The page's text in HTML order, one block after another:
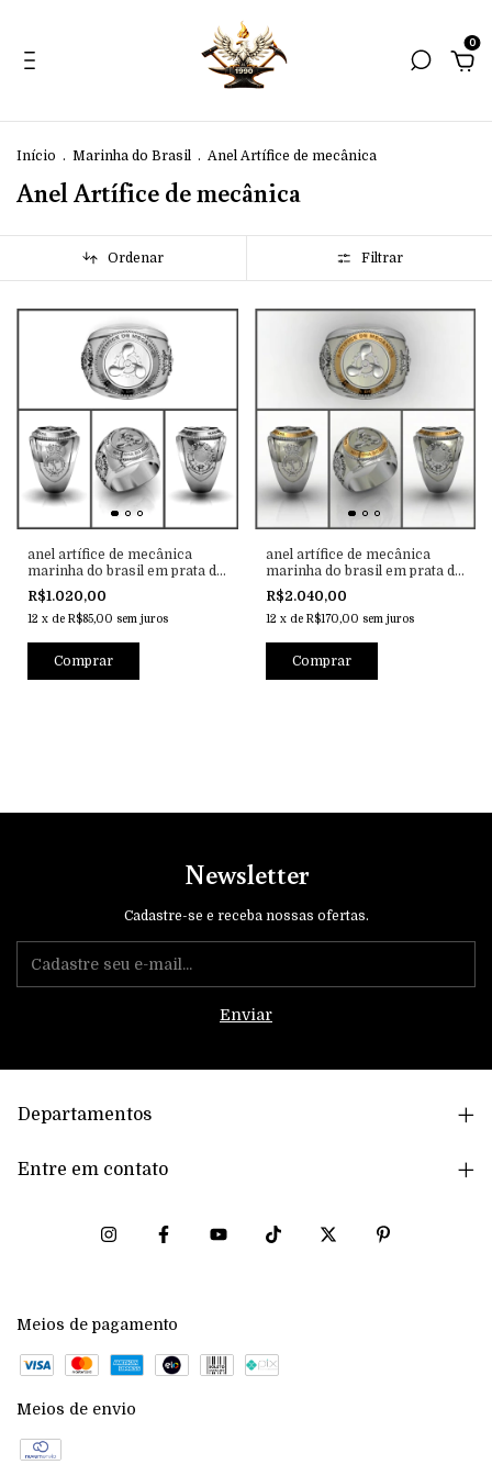
0
Início . Marinha do Brasil . Anel Artífice de mecânica
Anel Artífice de mecânica
Ordenar Filtrar
anel artífice de mecânica
marinha do brasil em prata de
lei
R$1.020,00
12 x de R$85,00 sem juros
Comprar
anel artífice de mecânica
marinha do brasil em prata de
lei com ouro 18k
R$2.040,00
12 x de R$170,00 sem juros
Comprar
Newsletter
Cadastre-se e receba nossas ofertas.
Departamentos
Entre em contato
Meios de pagamento
Meios de envio